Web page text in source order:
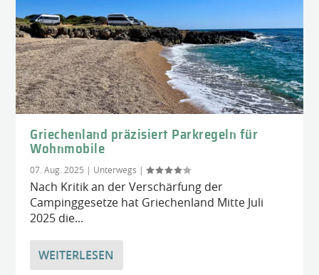
Griechenland präzisiert Parkregeln für
Wohnmobile
07. Aug. 2025 | Unterwegs |
Nach Kritik an der Verschärfung der
Campinggesetze hat Griechenland Mitte Juli
2025 die...
WEITERLESEN